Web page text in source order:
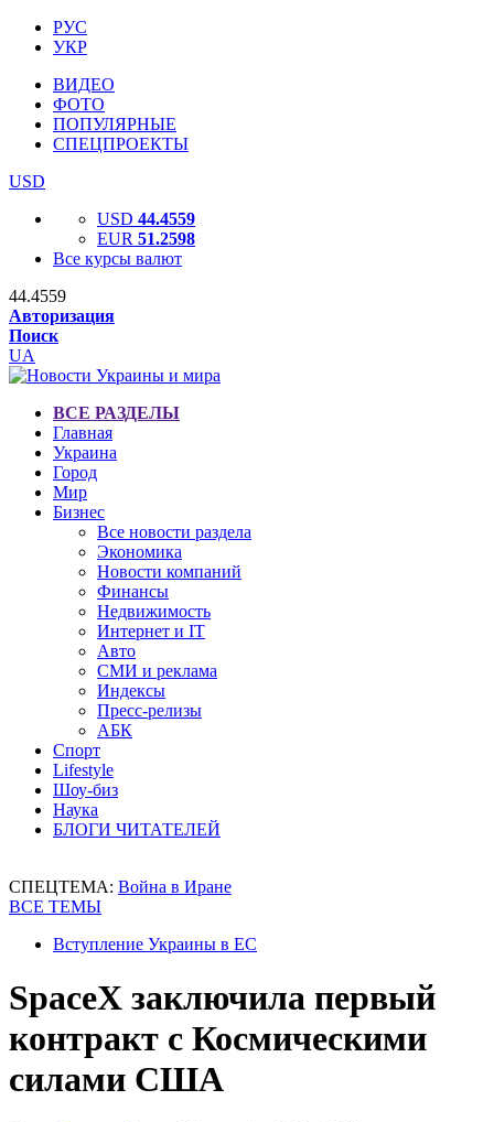
РУС
УКР
ВИДЕО
ФОТО
ПОПУЛЯРНЫЕ
СПЕЦПРОЕКТЫ
USD
USD 44.4559
EUR 51.2598
Все курсы валют
44.4559
Авторизация
Поиск
UA
ВСЕ РАЗДЕЛЫ
Главная
Украина
Город
Мир
Бизнес
Все новости раздела
Экономика
Новости компаний
Финансы
Недвижимость
Интернет и IT
Авто
СМИ и реклама
Индексы
Пресс-релизы
АБК
Спорт
Lifestyle
Шоу-биз
Наука
БЛОГИ ЧИТАТЕЛЕЙ
СПЕЦТЕМА: Война в Иране
ВСЕ ТЕМЫ
Вступление Украины в ЕС
SpaceX заключила первый
контракт с Космическими
силами США